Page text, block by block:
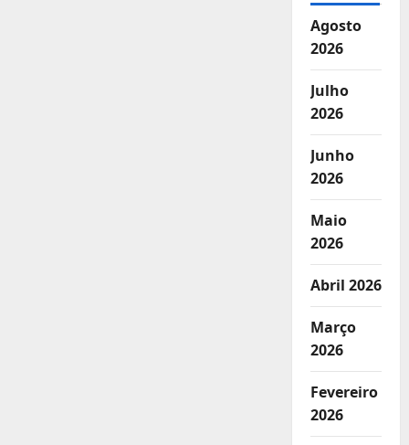
Agosto
2026
Julho
2026
Junho
2026
Maio
2026
Abril 2026
Março
2026
Fevereiro
2026